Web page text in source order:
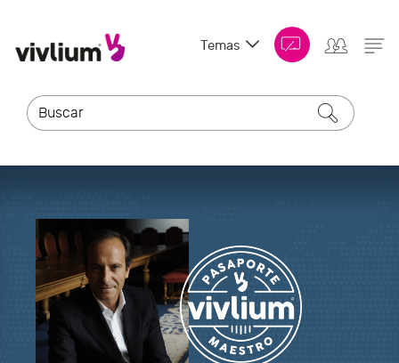
Temas